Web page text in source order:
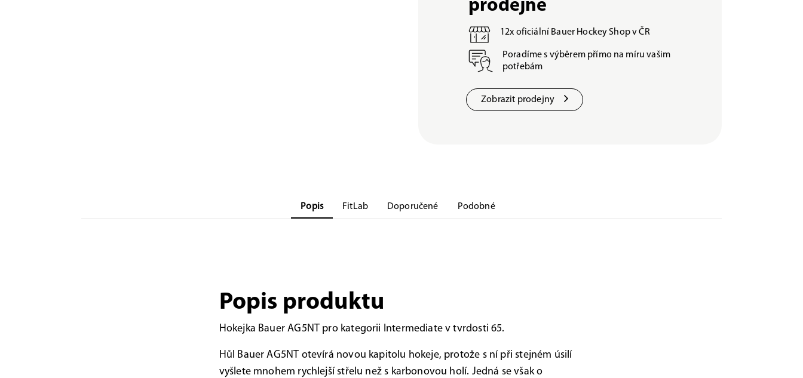
prodejně
12x oficiální Bauer Hockey Shop v ČR
Poradíme s výběrem přímo na míru vašim
potřebám
Zobrazit prodejny
Popis FitLab Doporučené Podobné
Popis produktu
Hokejka Bauer AG5NT pro kategorii Intermediate v tvrdosti 65.
Hůl Bauer AG5NT otevírá novou kapitolu hokeje, protože s ní při stejném úsilí
vyšlete mnohem rychlejší střelu než s karbonovou holí. Jedná se však o